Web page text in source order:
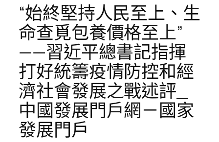
“始終堅持人民至上、生
命查覓包養價格至上”
——習近平總書記指揮
打好統籌疫情防控和經
濟社會發展之戰述評_
中國發展門戶網－國家
發展門戶